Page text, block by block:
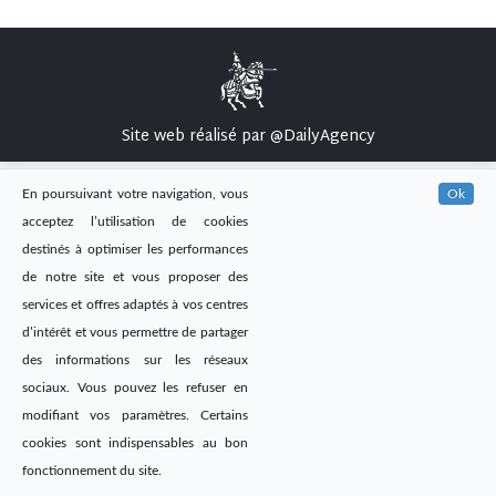
Site web réalisé par@DailyAgency
En poursuivant votre navigation, vous
acceptez l’utilisation de cookies
destinés à optimiser les performances
de notre site et vous proposer des
services et offres adaptés à vos centres
d’intérêt et vous permettre de partager
des informations sur les réseaux
sociaux. Vous pouvez les refuser en
modifiant vos paramètres. Certains
cookies sont indispensables au bon
fonctionnement du site.
Ok